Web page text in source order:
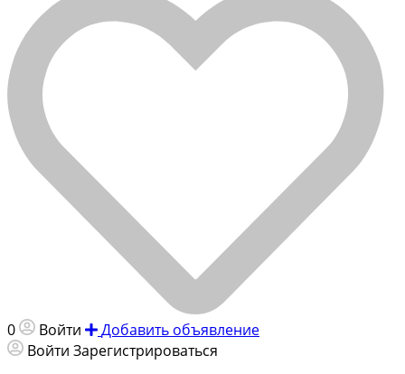
0 Войти
Добавить объявление
Войти Зарегистрироваться